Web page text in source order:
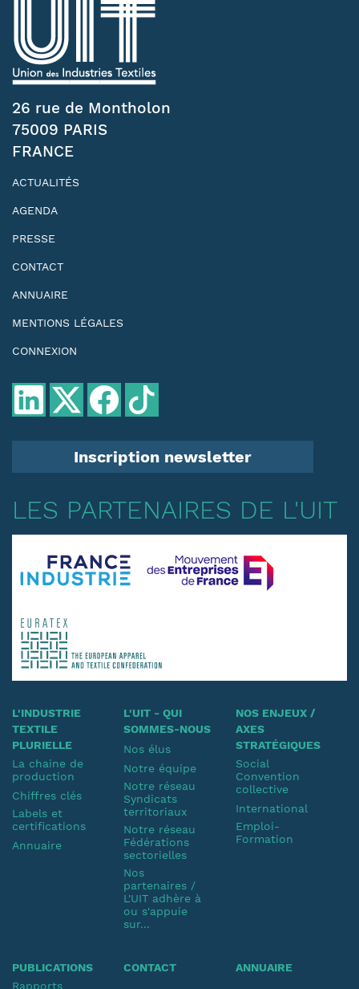
26 rue de Montholon
75009 PARIS
FRANCE
ACTUALITÉS
AGENDA
PRESSE
CONTACT
ANNUAIRE
MENTIONS LÉGALES
CONNEXION
Inscription newsletter
LES PARTENAIRES DE L'UIT
L'INDUSTRIE
TEXTILE
PLURIELLE
La chaine de
production
Chiffres clés
Labels et
certifications
Annuaire
L'UIT - QUI
SOMMES-NOUS
Nos élus
Notre équipe
Notre réseau
Syndicats
territoriaux
Notre réseau
Fédérations
sectorielles
Nos
partenaires /
L'UIT adhère à
ou s'appuie
sur...
NOS ENJEUX /
AXES
STRATÉGIQUES
Social
Convention
collective
International
Emploi-
Formation
PUBLICATIONS
Rapports
CONTACT ANNUAIRE